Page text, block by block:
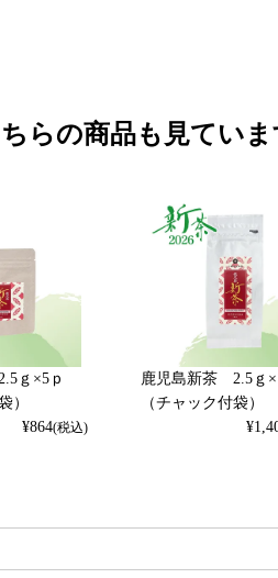
らの商品も見ていま
ｇ×5ｐ
）
¥864(税込)
鹿児島新茶 2.5ｇ
（チャック付袋）
¥